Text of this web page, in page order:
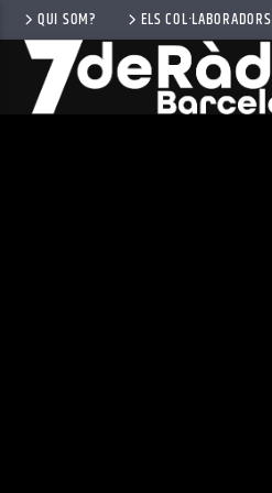
QUI SOM? ELS COL·LABORADORS